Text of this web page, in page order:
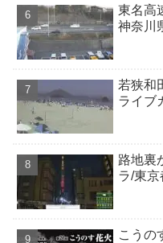
東名高
神奈川
若狭和
ライブ
路地裏
ラ/東
こうの